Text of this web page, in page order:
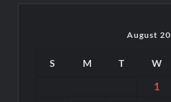
August
S M T W
1